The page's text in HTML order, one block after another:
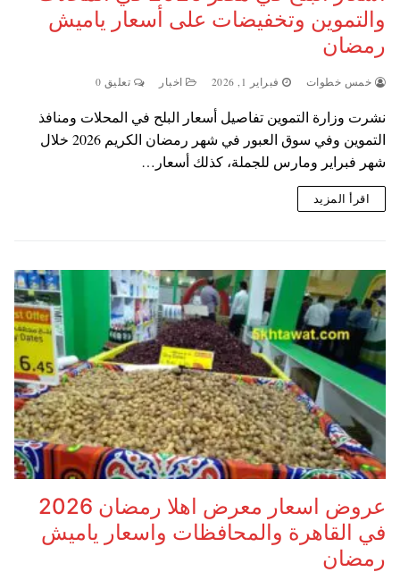
والتموين وتخفيضات على أسعار ياميش
رمضان
خمس خطوات فبراير 1, 2026 اخبار تعليق 0
نشرت وزارة التموين تفاصيل أسعار البلح في المحلات ومنافذ
التموين وفي سوق العبور في شهر رمضان الكريم 2026 خلال
شهر فبراير ومارس للجملة، كذلك أسعار…
اقرأ المزيد
عروض اسعار معرض اهلا رمضان 2026
في القاهرة والمحافظات واسعار ياميش
رمضان